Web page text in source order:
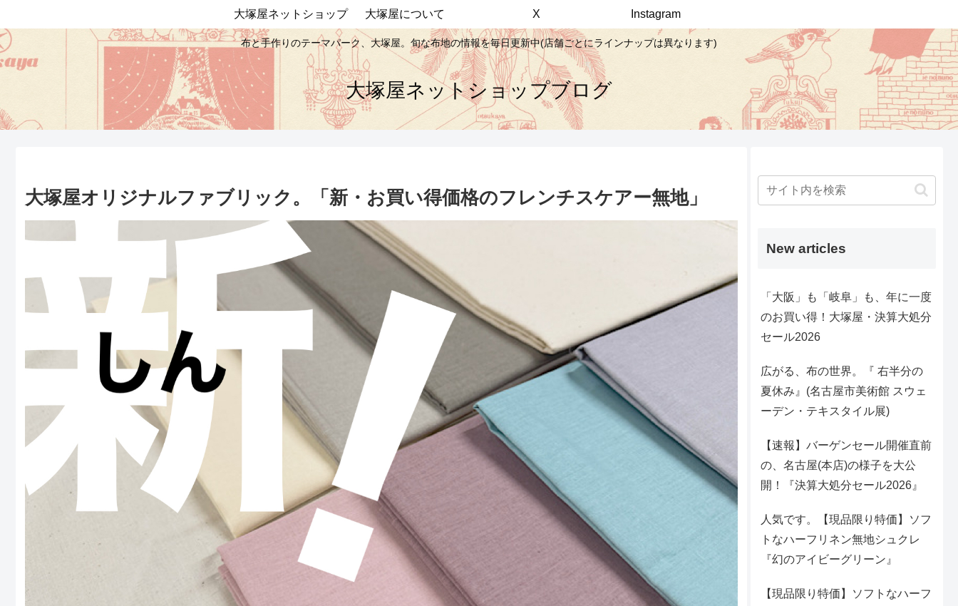
布と手作りのテーマパーク、大塚屋。旬な布地の情報を毎日更新中(店舗ごとにラインナップは異なります)
大塚屋ネットショップブログ
大塚屋ネットショップ 大塚屋について X Instagram
大塚屋オリジナルファブリック。「新・お買い得価格のフレンチスケアー無地」
New articles
「大阪」も「岐阜」も、年に一度
のお買い得！大塚屋・決算大処分
セール2026
広がる、布の世界。『 右半分の
夏休み』(名古屋市美術館 スウェ
ーデン・テキスタイル展)
【速報】バーゲンセール開催直前
の、名古屋(本店)の様子を大公
開！『決算大処分セール2026』
人気です。【現品限り特価】ソフ
トなハーフリネン無地シュクレ
『幻のアイビーグリーン』
【現品限り特価】ソフトなハーフ